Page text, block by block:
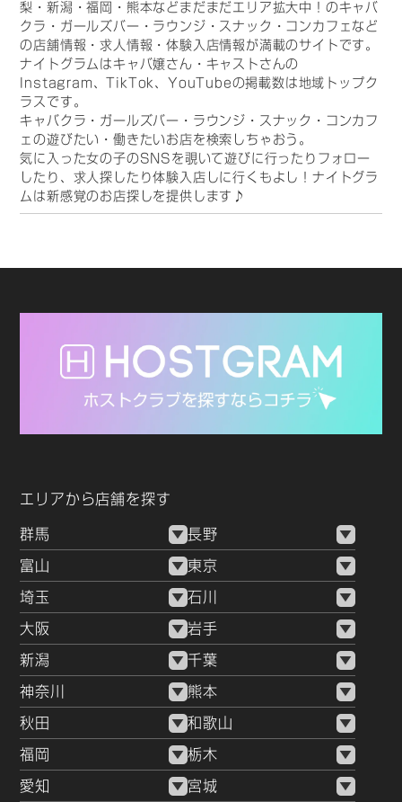
梨・新潟・福岡・熊本などまだまだエリア拡大中！のキャバ
クラ・ガールズバー・ラウンジ・スナック・コンカフェなど
の店舗情報・求人情報・体験入店情報が満載のサイトです。
ナイトグラムはキャバ嬢さん・キャストさんの
Instagram、TikTok、YouTubeの掲載数は地域トップク
ラスです。
キャバクラ・ガールズバー・ラウンジ・スナック・コンカフ
ェの遊びたい・働きたいお店を検索しちゃおう。
気に入った女の子のSNSを覗いて遊びに行ったりフォロー
したり、求人探したり体験入店しに行くもよし！ナイトグラ
ムは新感覚のお店探しを提供します♪
エリアから店舗を探す
群馬 長野
富山 東京
埼玉 石川
大阪 岩手
新潟 千葉
神奈川 熊本
秋田 和歌山
福岡 栃木
愛知 宮城